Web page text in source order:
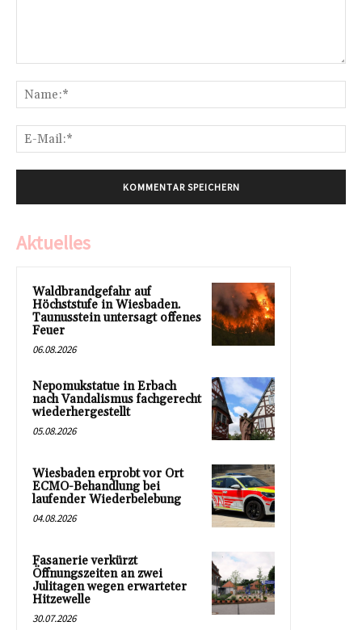
Aktuelles
Waldbrandgefahr auf
Höchststufe in Wiesbaden.
Taunusstein untersagt offenes
Feuer
06.08.2026
Nepomukstatue in Erbach
nach Vandalismus fachgerecht
wiederhergestellt
05.08.2026
Wiesbaden erprobt vor Ort
ECMO-Behandlung bei
laufender Wiederbelebung
04.08.2026
Fasanerie verkürzt
Öffnungszeiten an zwei
Julitagen wegen erwarteter
Hitzewelle
30.07.2026